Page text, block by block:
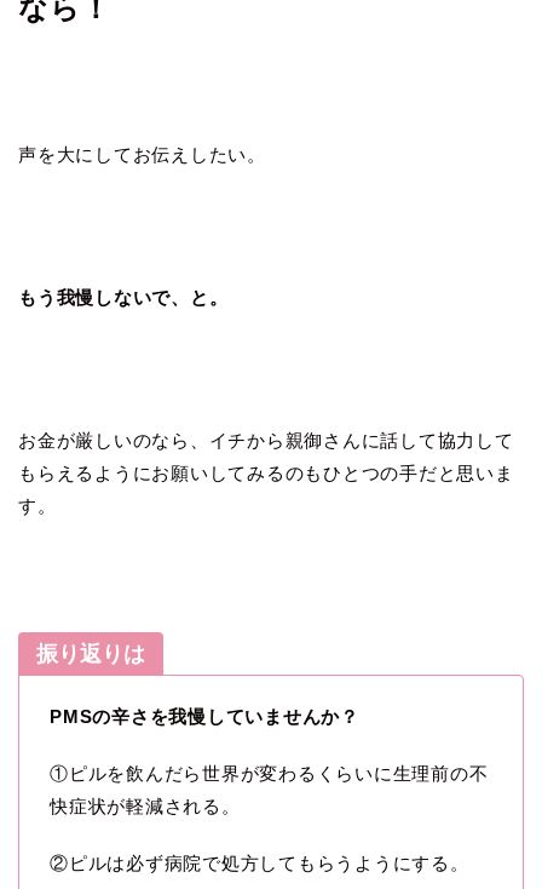
なら！
声を大にしてお伝えしたい。
もう我慢しないで、と。
お金が厳しいのなら、イチから親御さんに話して協力して
もらえるようにお願いしてみるのもひとつの手だと思いま
す。
振り返りは
PMSの辛さを我慢していませんか？
①ピルを飲んだら世界が変わるくらいに生理前の不
快症状が軽減される。
②ピルは必ず病院で処方してもらうようにする。